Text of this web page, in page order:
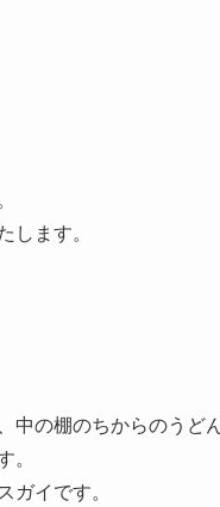
します。
中の棚のちからのうど
。
ガイです。